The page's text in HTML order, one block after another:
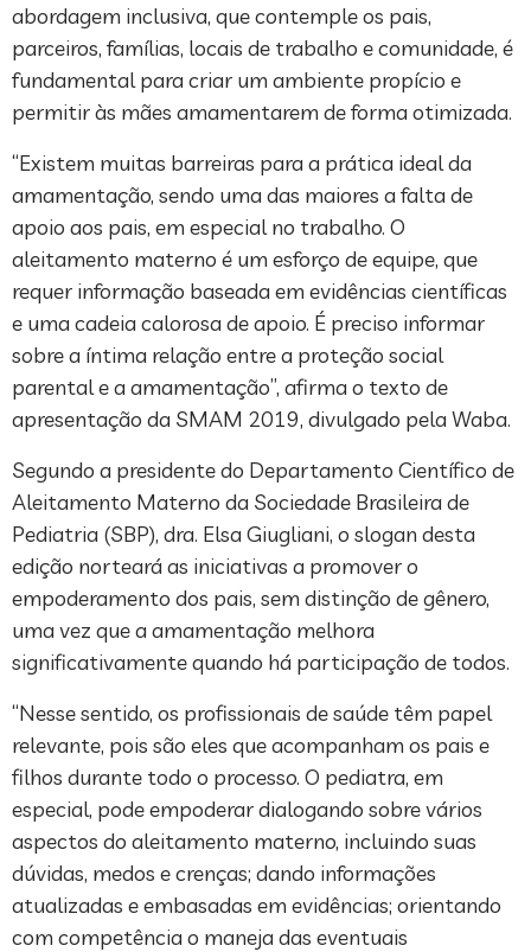
abordagem inclusiva, que contemple os pais,
parceiros, famílias, locais de trabalho e comunidade, é
fundamental para criar um ambiente propício e
permitir às mães amamentarem de forma otimizada.
“Existem muitas barreiras para a prática ideal da
amamentação, sendo uma das maiores a falta de
apoio aos pais, em especial no trabalho. O
aleitamento materno é um esforço de equipe, que
requer informação baseada em evidências científicas
e uma cadeia calorosa de apoio. É preciso informar
sobre a íntima relação entre a proteção social
parental e a amamentação”, afirma o texto de
apresentação da SMAM 2019, divulgado pela Waba.
Segundo a presidente do Departamento Científico de
Aleitamento Materno da Sociedade Brasileira de
Pediatria (SBP), dra. Elsa Giugliani, o slogan desta
edição norteará as iniciativas a promover o
empoderamento dos pais, sem distinção de gênero,
uma vez que a amamentação melhora
significativamente quando há participação de todos.
“Nesse sentido, os profissionais de saúde têm papel
relevante, pois são eles que acompanham os pais e
filhos durante todo o processo. O pediatra, em
especial, pode empoderar dialogando sobre vários
aspectos do aleitamento materno, incluindo suas
dúvidas, medos e crenças; dando informações
atualizadas e embasadas em evidências; orientando
com competência o maneja das eventuais